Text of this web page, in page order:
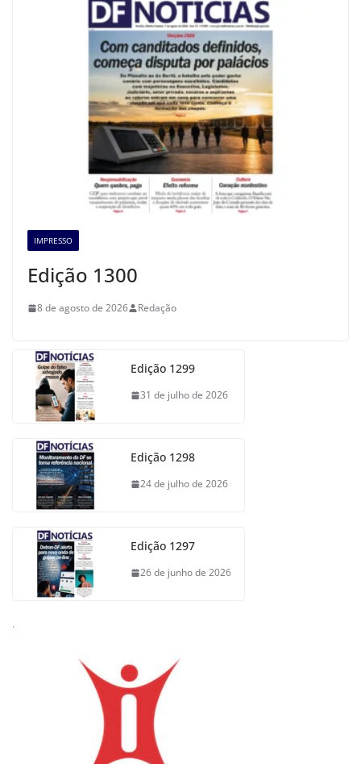
IMPRESSO
Edição 1300
8 de agosto de 2026 Redação
Edição 1299
31 de julho de 2026
Edição 1298
24 de julho de 2026
Edição 1297
26 de junho de 2026